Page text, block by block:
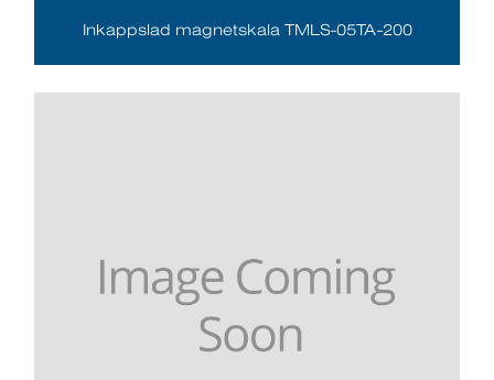
Inkappslad magnetskala TMLS-05TA-200